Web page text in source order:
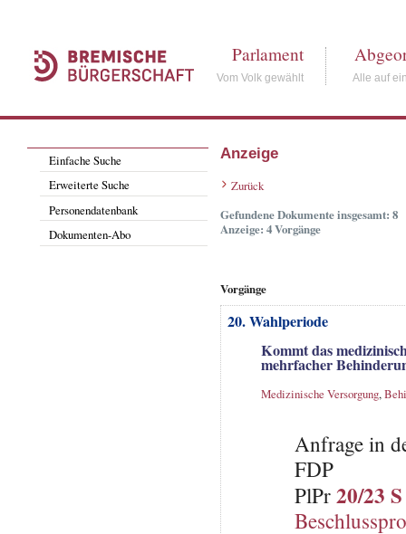
Parlament
Vom Volk gewählt Alle auf
Einfache Suche
Erweiterte Suche
Personendatenbank
Dokumenten-Abo
Anzeige
Zurück
Gefundene Dokumente insgesamt: 8
Anzeige: 4 Vorgänge
Vorgänge
20. Wahlperiode
Kommt das
mehrfacher
Medizinische Versorgung,
Anfrage in
FDP
PlPr20/23 S